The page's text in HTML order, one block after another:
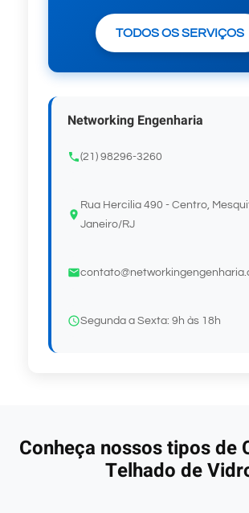
TODOS OS SERVIÇOS
Networking Engenharia
(21) 98296-3260
Rua Hercilia 490 - Centro,
Janeiro/RJ
Segunda a Sexta: 9h às 18h
Conheça nossos tipos de
Telhado de